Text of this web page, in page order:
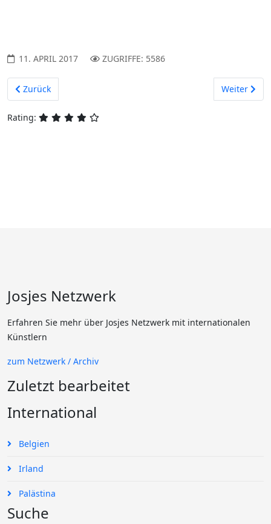
11. APRIL 2017 ZUGRIFFE: 5586
Vorheriger Beitrag: Wirrkopf
Zurück Nächster
Weiter
Rating:
Josjes Netzwerk
Erfahren Sie mehr über Josjes Netzwerk mit internationalen
Künstlern
zum Netzwerk / Archiv
Zuletzt bearbeitet
International
Belgien
Irland
Palästina
Suche